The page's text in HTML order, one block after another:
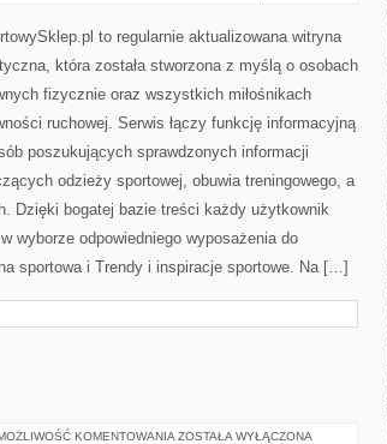
to regularnie aktualizowana witryna
która została stworzona z myślą o osobach
fizycznie oraz wszystkich miłośnikach
ruchowej. Serwis łączy funkcję informacyjną
poszukujących sprawdzonych informacji
odzieży sportowej, obuwia treningowego, a
Dzięki bogatej bazie treści każdy użytkownik
wyborze odpowiedniego wyposażenia do
sportowa i Trendy i inspiracje sportowe. Na […]
KOMENTOWANIA DZIECI
ZOSTAŁA WYŁĄCZONA